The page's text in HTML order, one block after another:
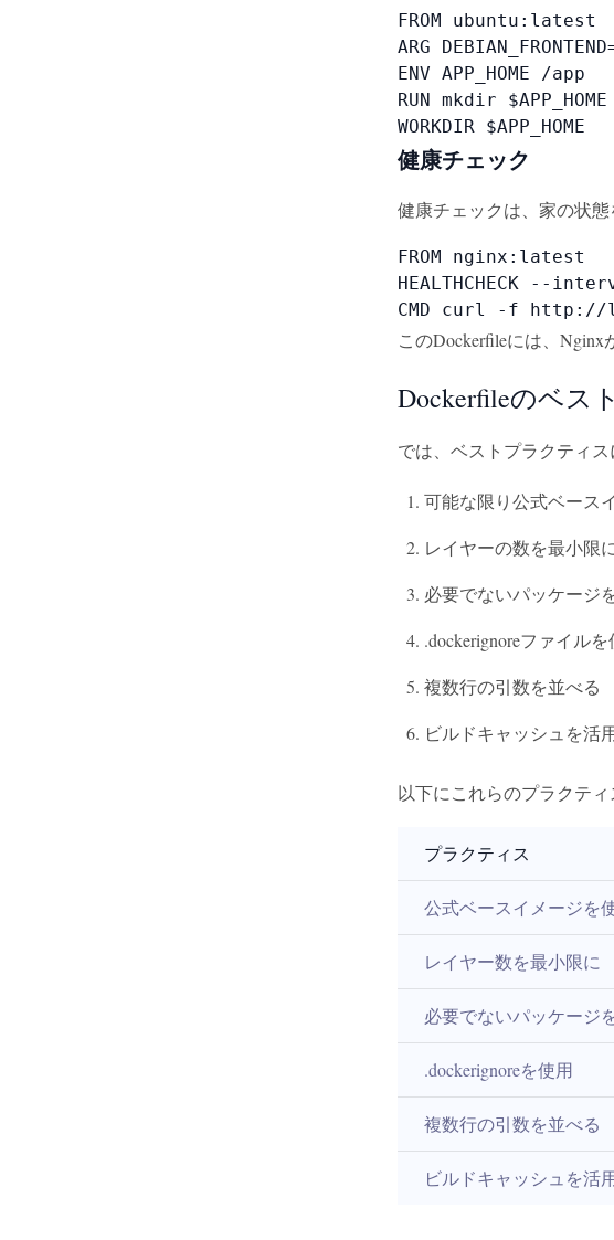
FROM ubuntu:latest
ARG
ENV APP_HOME /app
RUN mkdir $APP_HOME
WORKDIR $APP_HOME
健康チェック
健康チェックは、家の状
FROM nginx:latest
HEALTHCHECK --
CMD curl -f
このDockerfileには、
Dockerfileのベス
では、ベストプラクティ
可能な限り公式ベース
レイヤーの数を最小限
必要でないパッケージ
.dockerignoreファイル
複数行の引数を並べる
ビルドキャッシュを活
以下にこれらのプラクテ
プラクティス
公式ベースイメージを
レイヤー数を最小限に
必要でないパッケージ
.dockerignoreを使用
複数行の引数を並べる
ビルドキャッシュを活